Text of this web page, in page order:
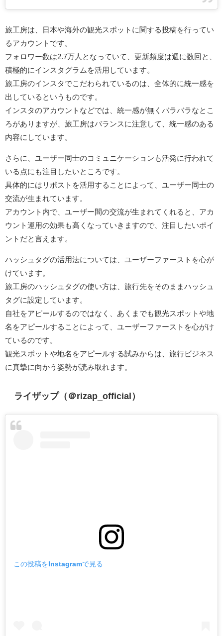
旅工房は、日本や海外の観光スポットに関する投稿を行ってい
るアカウントです。
フォロワー数は2.7万人となっていて、更新頻度は週に数回と、
積極的にインスタグラムを活用しています。
旅工房のインスタでこだわられているのは、全体的に統一感を
出しているというものです。
インスタのアカウントなどでは、統一感が無くバラバラなとこ
ろがありますが、旅工房はバランスに注意して、統一感のある
内容にしています。
さらに、ユーザー同士のコミュニケーションも活発に行われて
いる点にも注目したいところです。
具体的にはリポストを活用することによって、ユーザー同士の
交流が生まれています。
アカウント内で、ユーザー間の交流が生まれてくれると、アカ
ウント運用の効果も高くなっていきますので、注目したいポイ
ントだと言えます。
ハッシュタグの活用法については、ユーザーファーストを心が
けています。
旅工房のハッシュタグの使い方は、旅行先をそのままハッシュ
タグに設定しています。
自社をアピールするのではなく、あくまでも観光スポットや地
名をアピールすることによって、ユーザーファーストを心がけ
ているのです。
観光スポットや地名をアピールする試みからは、旅行ビジネス
に真摯に向かう姿勢が読み取れます。
ライザップ（＠rizap_official）
この投稿をInstagramで見る